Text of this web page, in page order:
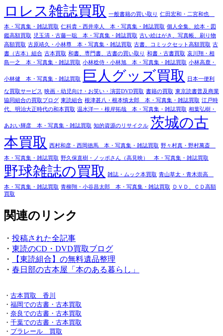
ロレス雑誌買取
一般書籍の買い取り 仁田宏和・二宮和也
本・写真集・雑誌買取 仁科貴・西井幸人 本・写真集・雑誌買取 個人全集、絵本・図
鑑高額買取
児玉清・古藤一聡 本・写真集・雑誌買取 古い絵はがき、写真帳、刷り物
高額買取 古原靖久・小林尊 本・写真集・雑誌買取 古書、コミックセット高額買取 古
書（古本）組合 古本買取 和書、専門書、古書の買い取り 和書・古書買取 哀川翔・相
島一之 本・写真集・雑誌買取 小林稔侍・小林旭 本・写真集・雑誌買取 小林高鹿・
小林健 本・写真集・雑誌買取 巨人グッズ買取 日本一便利
な買取サービス 映画・幼児向け・お笑い・演芸DVD買取 書籍の買取 東京読書普及商業
協同組合の買取ブログ 東読組合 根津甚八・根本慎太郎 本・写真集・雑誌買取 江戸時
代、明治大正時代の和本買取 温水洋一・根岸拓哉 本・写真集・雑誌買取 相葉弘樹・
あおい輝彦 本・写真集・雑誌買取 知的資源のリサイクル 茨城の古
本買取
西村和彦・西岡徳馬 本・写真集・雑誌買取 野々村真・野村萬斎
本・写真集・雑誌買取 野久保直樹・ノッポさん（高見映） 本・写真集・雑誌買取
野球雑誌の買取 雑誌・ムック本買取 青山草太・青木崇高
本・写真集・雑誌買取 青柳翔・小谷昌太郎 本・写真集・雑誌買取
ＤＶＤ、ＣＤ高額
買取
関連のリンク
・ 投稿された全記事
・ 東読のCD・DVD買取ブログ
・
【東読組合】の無料遺品整理
・ 春日部の古本屋「本のある暮らし」
・ 古本買取 香川
・ 福岡での古書・古本買取
・ 奈良での古書・古本買取
・ 千葉での古書・古本買取
・ プラレール 買取